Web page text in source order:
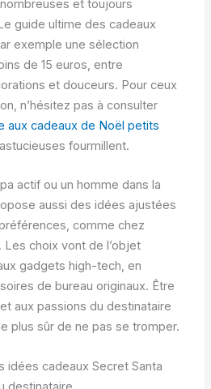
et toujours
guide ultime des cadeaux
exemple une sélection
de 15 euros, entre
et douceurs. Pour ceux
n’hésitez pas à consulter
aux cadeaux de Noël petits
fourmillent.
actif ou un homme dans la
aussi des idées ajustées
comme chez
. Les choix vont de l’objet
gadgets high-tech, en
de bureau originaux. Être
aux passions du destinataire
plus sûr de ne pas se tromper.
idées cadeaux Secret Santa